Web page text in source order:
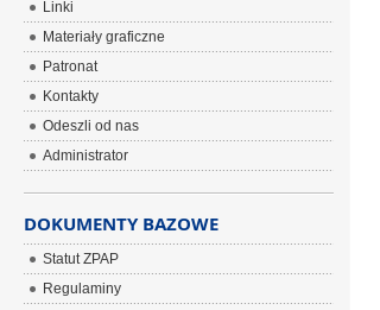
Linki
Materiały graficzne
Patronat
Kontakty
Odeszli od nas
Administrator
DOKUMENTY BAZOWE
Statut ZPAP
Regulaminy